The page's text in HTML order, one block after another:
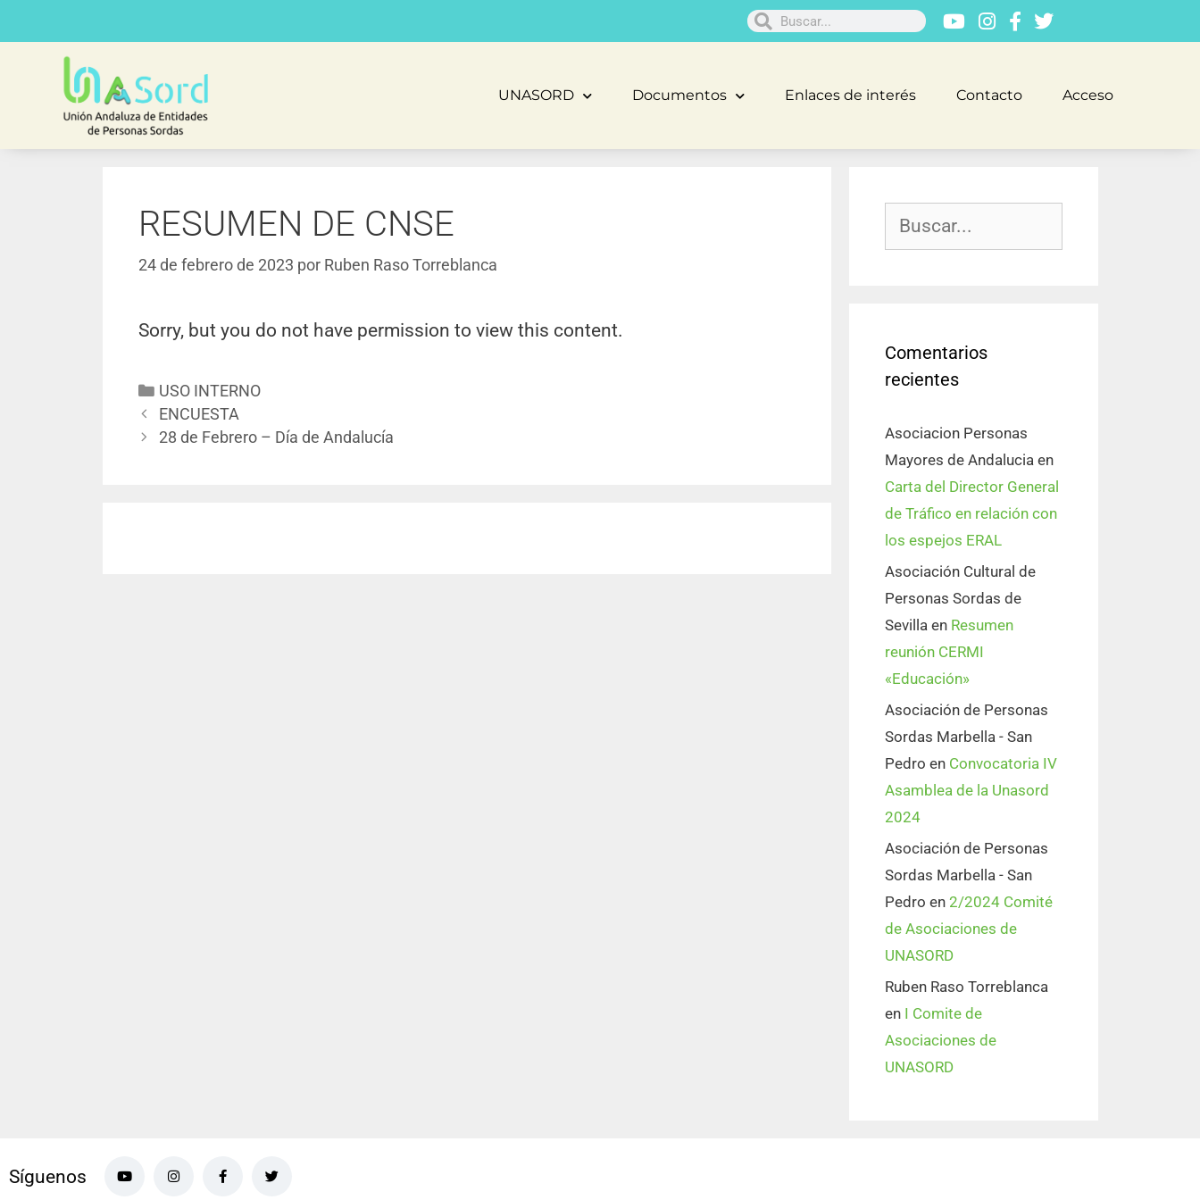
UNASORD Documentos Enlaces de interés Contacto Acceso
RESUMEN DE CNSE
24 de febrero de 2023 por Ruben Raso Torreblanca
Sorry, but you do not have permission to view this content.
USO INTERNO
ENCUESTA
28 de Febrero – Día de Andalucía
Comentarios
recientes
Asociacion Personas
Mayores de Andaluciaen
Carta del Director General
de Tráfico en relación con
los espejos ERAL
Asociación Cultural de
Personas Sordas de
Sevillaen Resumen
reunión CERMI
«Educación»
Asociación de Personas
Sordas Marbella - San
Pedro en Convocatoria IV
Asamblea de la Unasord
2024
Asociación de Personas
Sordas Marbella - San
Pedro en 2/2024 Comité
de Asociaciones de
UNASORD
Ruben Raso Torreblanca
en I Comite de
Asociaciones de
UNASORD
Síguenos